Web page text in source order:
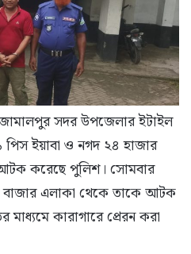
সদর উপজেলার ইটাইল
পিস ইয়াবা ও নগদ ২৪ হাজার
করেছে পুলিশ। সোমবার
বাজার এলাকা থেকে তাকে আটক
কারাগারে প্রেরন করা